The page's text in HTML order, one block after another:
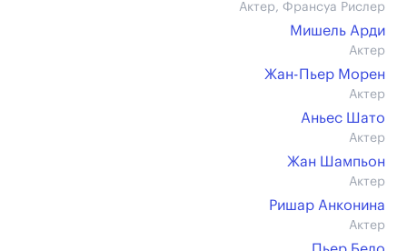
Актер, Франсуа Рислер
Мишель Арди
Актер
Жан-Пьер Морен
Актер
Аньес Шато
Актер
Жан Шампьон
Актер
Ришар Анконина
Актер